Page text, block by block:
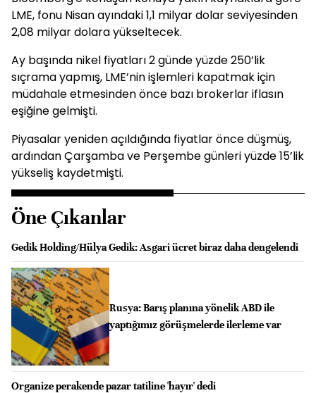
LME, fonu Nisan ayındaki 1,1 milyar dolar seviyesinden
2,08 milyar dolara yükseltecek.
Ay başında nikel fiyatları 2 günde yüzde 250’lik
sıçrama yapmış, LME’nin işlemleri kapatmak için
müdahale etmesinden önce bazı brokerlar iflasın
eşiğine gelmişti.
Piyasalar yeniden açıldığında fiyatlar önce düşmüş,
ardından Çarşamba ve Perşembe günleri yüzde 15’lik
yükseliş kaydetmişti.
Öne Çıkanlar
Gedik Holding/Hülya Gedik: Asgari ücret biraz daha dengelendi
Rusya: Barış planına yönelik ABD ile
yaptığımız görüşmelerde ilerleme var
Organize perakende pazar tatiline 'hayır' dedi